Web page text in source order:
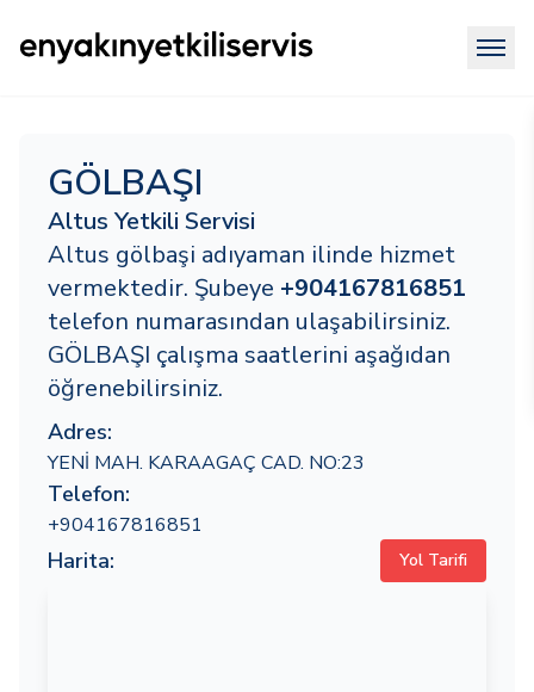
GÖLBAŞI
Altus Yetkili Servisi
Altus gölbaşi adıyaman ilinde hizmet
vermektedir. Şubeye +904167816851
telefon numarasından ulaşabilirsiniz.
GÖLBAŞI çalışma saatlerini aşağıdan
öğrenebilirsiniz.
Adres:
YENİ MAH. KARAAGAÇ CAD. NO:23
Telefon:
+904167816851
Harita: Yol Tarifi